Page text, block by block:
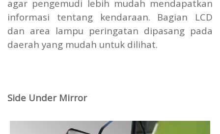
agar pengemudi lebih mudah mendapatkan
informasi tentang kendaraan. Bagian LCD
dan area lampu peringatan dipasang pada
daerah yang mudah untuk dilihat.
Side Under Mirror